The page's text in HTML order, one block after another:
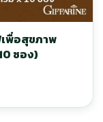
พื่อสุขภาพ
ซอง)